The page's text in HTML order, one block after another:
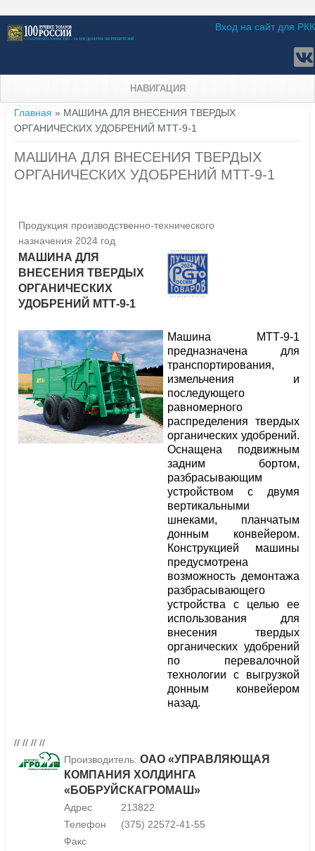
Вход на сайт для РКК
НАВИГАЦИЯ
Вы здесь
Главная » МАШИНА ДЛЯ ВНЕСЕНИЯ ТВЕРДЫХ
ОРГАНИЧЕСКИХ УДОБРЕНИЙ МТТ-9-1
МАШИНА ДЛЯ ВНЕСЕНИЯ ТВЕРДЫХ
ОРГАНИЧЕСКИХ УДОБРЕНИЙ МТТ-9-1
Продукция производственно-технического
назначения 2024 год
МАШИНА ДЛЯ
ВНЕСЕНИЯ ТВЕРДЫХ
ОРГАНИЧЕСКИХ
УДОБРЕНИЙ МТТ-9-1
Машина МТТ-9-1
предназначена для
транспортирования,
измельчения и
последующего
равномерного
распределения твердых
органических удобрений.
Оснащена подвижным
задним бортом,
разбрасывающим
устройством с двумя
вертикальными
шнеками, планчатым
донным конвейером.
Конструкцией машины
предусмотрена
возможность демонтажа
разбрасывающего
устройства с целью ее
использования для
внесения твердых
органических удобрений
по перевалочной
технологии с выгрузкой
донным конвейером
назад.
// // // //
Производитель: ОАО «УПРАВЛЯЮЩАЯ
КОМПАНИЯ ХОЛДИНГА
«БОБРУЙСКАГРОМАШ»
Адрес
213822
Телефон
(375) 22572-41-55
Факс